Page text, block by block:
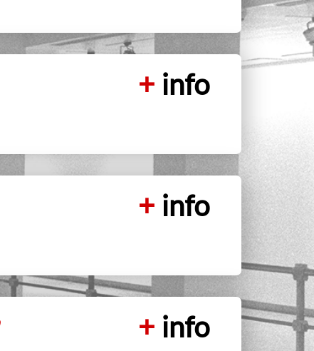
+info
+info
+info